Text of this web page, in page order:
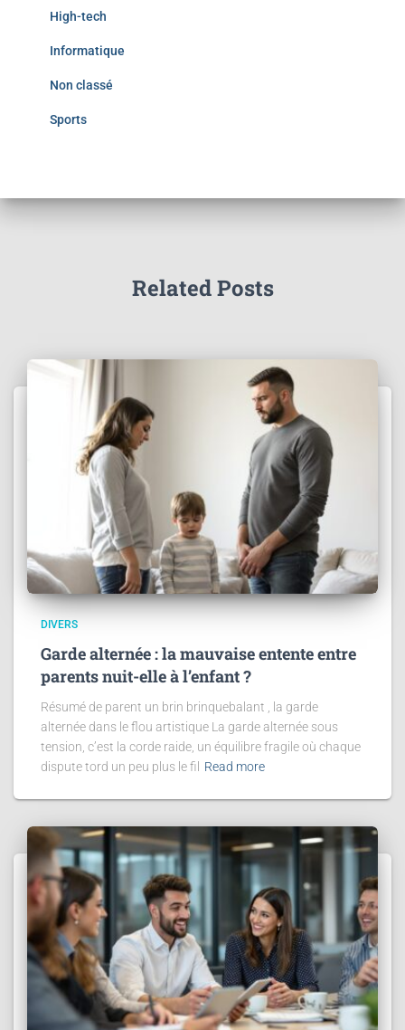
High-tech
Informatique
Non classé
Sports
Related Posts
DIVERS
Garde alternée : la mauvaise entente entre
parents nuit-elle à l’enfant ?
Résumé de parent un brin brinquebalant , la garde
alternée dans le flou artistique La garde alternée sous
tension, c’est la corde raide, un équilibre fragile où chaque
dispute tord un peu plus le fil
Read more